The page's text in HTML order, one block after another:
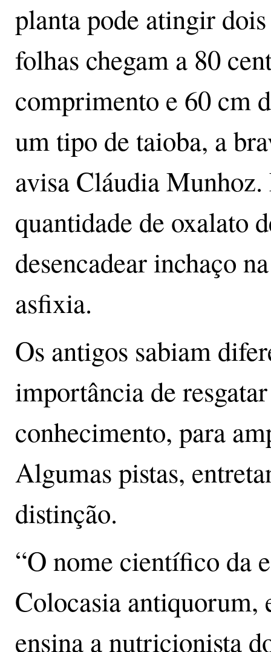
planta pode atingir
folhas chegam a 80
comprimento e 60 cm
um tipo de taioba, a
avisa Cláudia
quantidade de oxalato
desencadear inchaço
asfixia.
Os antigos sabiam
importância de
conhecimento, para
Algumas pistas,
distinção.
“O nome científico da
Colocasia antiquorum,
ensina a nutricionista